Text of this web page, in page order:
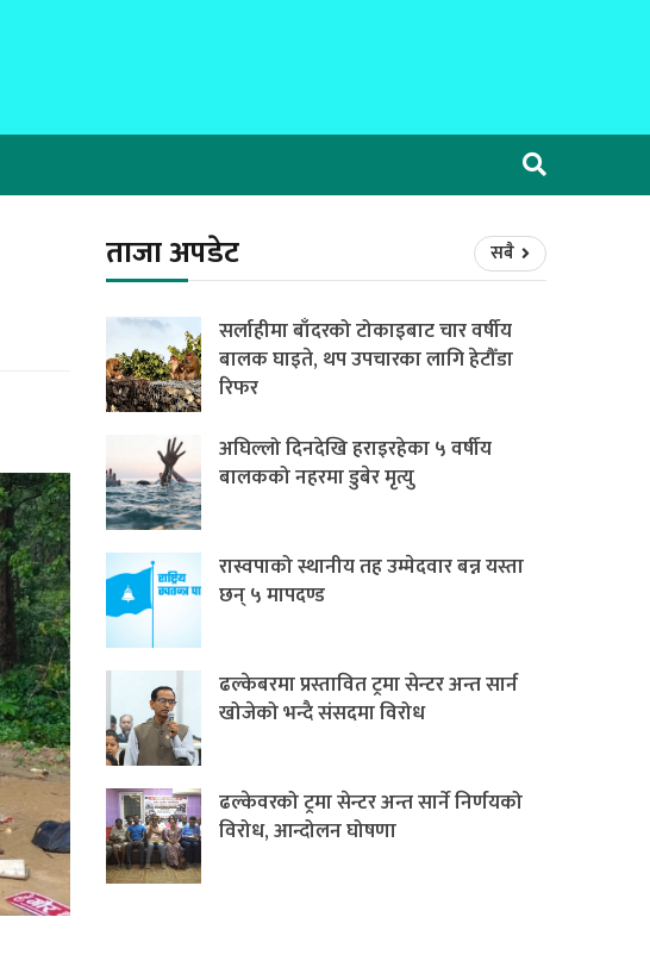
ताजा अपडेट सबै
सर्लाहीमा बाँदरको टोकाइबाट चार वर्षीय
बालक घाइते, थप उपचारका लागि हेटौँडा
रिफर
अघिल्लो दिनदेखि हराइरहेका ५ वर्षीय
बालकको नहरमा डुबेर मृत्यु
रास्वपाको स्थानीय तह उम्मेदवार बन्न यस्ता
छन् ५ मापदण्ड
ढल्केबरमा प्रस्तावित ट्रमा सेन्टर अन्त सार्न
खोजेको भन्दै संसदमा विरोध
ढल्केवरको ट्रमा सेन्टर अन्त सार्ने निर्णयको
विरोध, आन्दोलन घोषणा